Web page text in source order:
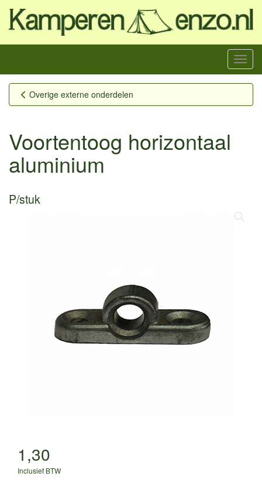
Menu
Overige externe onderdelen
Voortentoog horizontaal
aluminium
P/stuk
1,30
Inclusief BTW